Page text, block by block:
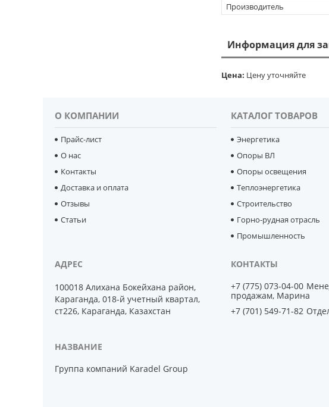
Производитель
Информация для
Цена: Цену уточняйте
О КОМПАНИИ
Прайс-лист
О нас
Контакты
Доставка и оплата
Отзывы
Статьи
КАТАЛОГ ТОВАРОВ
Энергетика
Опоры ВЛ
Опоры освещения
Теплоэнергетика
Строительство
Горно-рудная отрасль
Промышленность
100018 Алихана Бокейхана район,
Караганда, 018-й учетный квартал,
ст226, Караганда, Казахстан
Группа компаний Karadel Group
+7 (775) 073-04-00
продажам, Марина
+7 (701) 549-71-82